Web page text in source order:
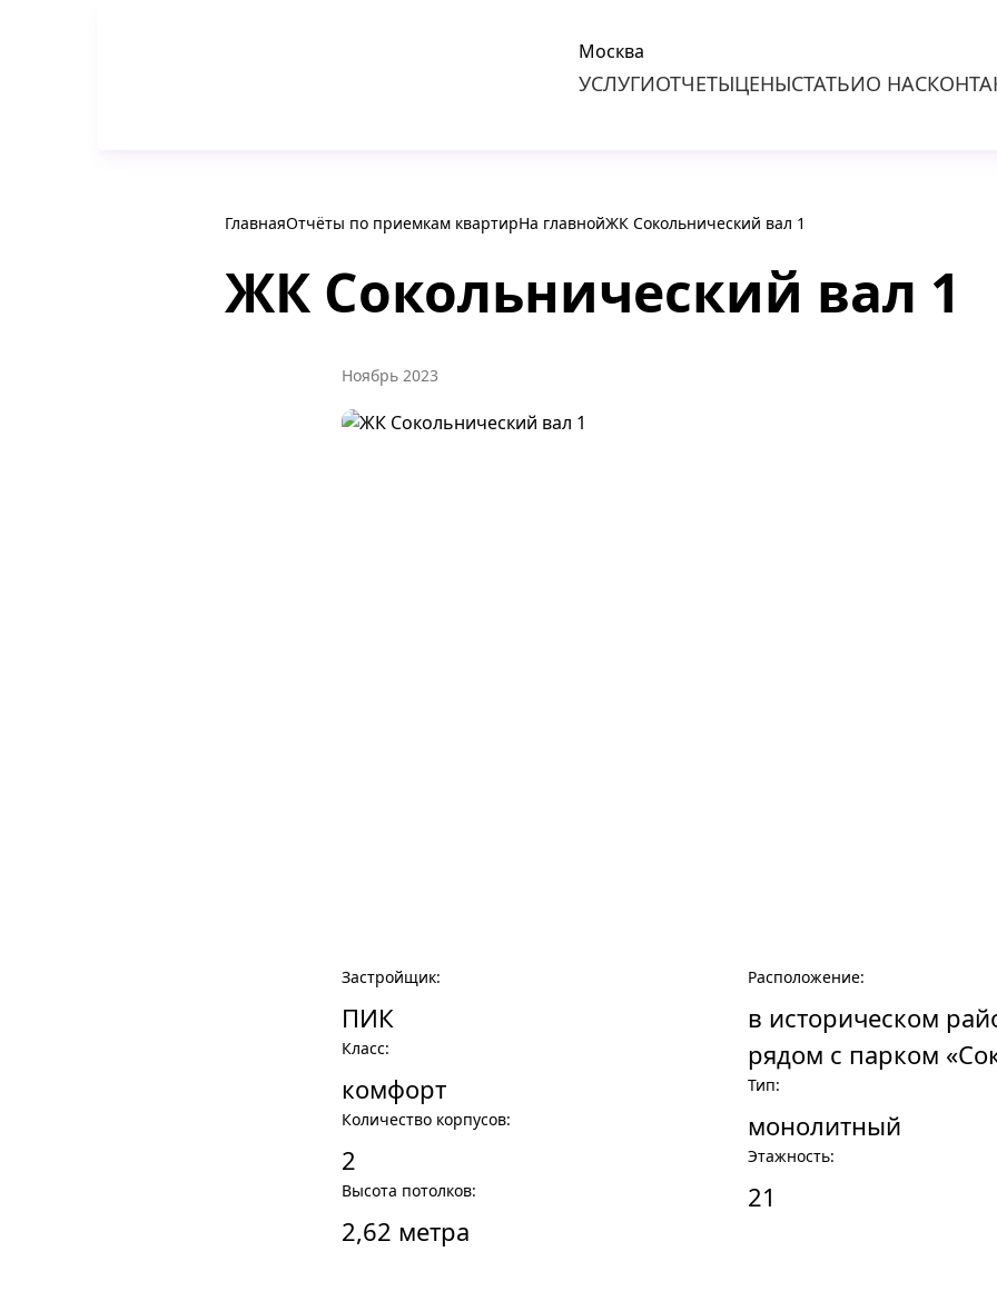
Москва
УСЛУГИОТЧЕТЫЦЕНЫСТАТЬИО НАС
ГлавнаяОтчёты по приемкам квартирНа главнойЖК Сокольнический вал 1
ЖК Сокольнический вал 1
Ноябрь 2023
Застройщик:
ПИК
Класс:
комфорт
Количество корпусов:
2
Высота потолков:
2,62 метра
Расположение:
в историческом
рядом с парком
Тип:
монолитный
Этажность:
21